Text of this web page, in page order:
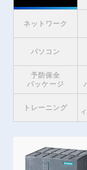
ネットワーク
パソコン
予防保全
パッケージ
トレーニング